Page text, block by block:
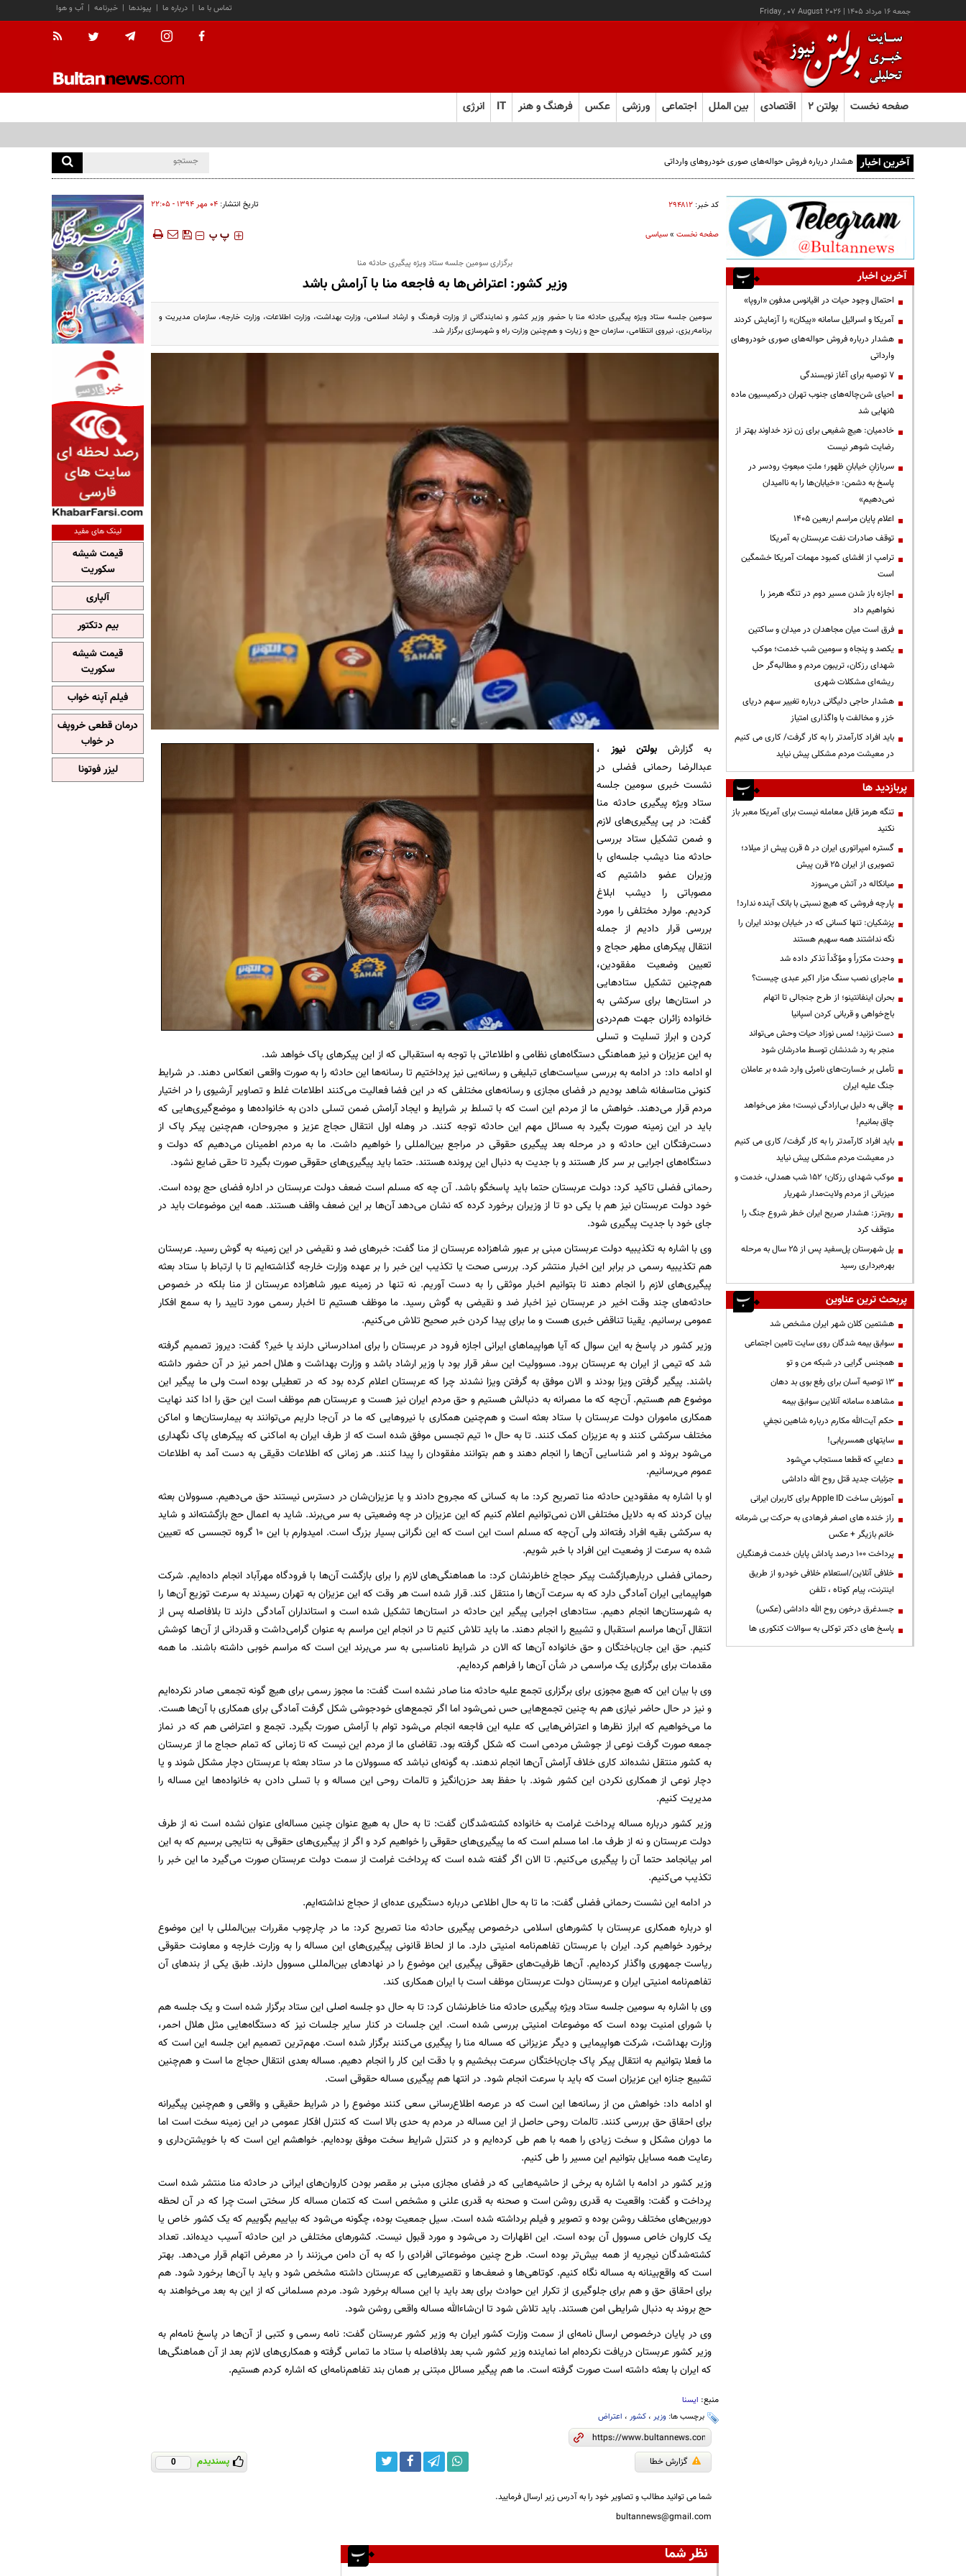
جمعه ۱۶ مرداد ۱۴۰۵ |
Friday , 07 August 2026 آب و هوا | خبرنامه | پیوندها | درباره ما | تماس با ما
صفحه نخست بولتن ۲ اقتصادی بین الملل اجتماعی ورزشی عکس فرهنگ و هنر IT انرژی
آخرین اخبار هشدار درباره فروش حواله‌های صوری خودروهای وارداتی
کد خبر: ۲۹۴۸۱۲ تاریخ انتشار: ۰۴ مهر ۱۳۹۴ - ۲۲:۰۵
صفحه نخست»سیاسی ‍‍‍ پ پ
برگزاری سومین جلسه ستاد ویژه پیگیری حادثه منا
وزیر کشور: اعتراض‌ها به فاجعه منا با آرامش باشد
سومین جلسه ستاد ویژه پیگیری حادثه منا با حضور وزیر کشور و نمایندگانی از وزارت فرهنگ و ارشاد اسلامی، وزارت بهداشت، وزارت اطلاعات، وزارت خارجه،‌ سازمان مدیریت و
برنامه‌ریزی، نیروی انتظامی، سازمان حج و زیارت و هم‌چنین وزارت راه و شهرسازی برگزار شد.
به گزارشبولتن نیوز،
عبدالرضا رحمانی فضلی در
نشست خبری سومین جلسه
ستاد ویژه پیگیری حادثه منا
گفت: در پی پیگیری‌های لازم
و ضمن تشکیل ستاد بررسی
حادثه منا دیشب جلسه‌ای با
وزیران عضو داشتیم که
مصوباتی را دیشب ابلاغ
کردیم. موارد مختلفی را مورد
بررسی قرار دادیم از جمله
انتقال پیکرهای مطهر حجاج و
تعیین وضعیت مفقودین،
هم‌چنین تشکیل ستادهایی
در استان‌ها برای سرکشی به
خانواده زائران جهت هم‌دردی
کردن و ابراز تسلیت و تسلی
به این عزیزان و نیز هماهنگی دستگاه‌های نظامی و اطلاعاتی با توجه به استقبالی که از این پیکرهای پاک خواهد شد.
او ادامه داد:‌ در ادامه به بررسی سیاست‌های تبلیغی و رسانه‌یی نیز پرداختیم تا رسانه‌ها این حادثه را به صورت واقعی انعکاس دهند. در شرایط
کنونی متاسفانه شاهد بودیم در فضای مجازی و رسانه‌های مختلفی که در این فضا فعالیت می‌کنند اطلاعات غلط و تصاویر آرشیوی را در اختیار
مردم قرار می‌دهند. خواهش ما از مردم این است که با تسلط بر شرایط و ایجاد آرامش ضمن تسلی دادن به خانواده‌ها و موضع‌گیری‌هایی که
باید در این زمینه صورت بگیرد به مسائل مهم این حادثه توجه کنند. در وهله اول انتقال حجاج عزیز و مجروحان، هم‌چنین پیکر پاک از
دست‌رفتگان این حادثه و در مرحله بعد پیگیری حقوقی در مراجع بین‌المللی را خواهیم داشت. ما به مردم اطمینان می‌دهیم که دولت و
دستگاه‌های اجرایی بر سر کار هستند و با جدیت به دنبال این پرونده هستند. حتما باید پیگیری‌های حقوقی صورت بگیرد تا حقی ضایع نشود.
رحمانی فضلی تاکید کرد: دولت عربستان حتما باید پاسخگو باشد. آن چه که مسلم است ضعف دولت عربستان در اداره فضای حج بوده است.
خود دولت عربستان نیز هم با یکی دو تا از وزیران برخورد کرده که نشان می‌دهد آن‌ها بر این ضعف واقف هستند. همه این موضوعات باید در
جای خود با جدیت پیگیری شود.
وی با اشاره به تکذیبیه دولت عربستان مبنی بر عبور شاهزاده عربستان از منا گفت: خبرهای ضد و نقیضی در این زمینه به گوش رسید. عربستان
هم تکذیبیه رسمی در برابر این اخبار منتشر کرد. بررسی صحت یا تکذیب این خبر را بر عهده وزارت خارجه گذاشته‌ایم تا با ارتباط با ستاد بعثه
پیگیری‌های لازم را انجام دهند تا بتوانیم اخبار موثقی را به دست آوریم. نه تنها در زمینه عبور شاهزاده عربستان از منا بلکه در خصوص
حادثه‌های چند وقت اخیر در عربستان نیز اخبار ضد و نقیضی به گوش رسید. ما موظف هستیم تا اخبار رسمی مورد تایید را به سمع افکار
عمومی برسانیم. یقینا تناقض خبری هست و ما برای پیدا کردن خبر صحیح تلاش می‌کنیم.
وزیر کشور در پاسخ به این سوال که آیا هواپیماهای ایرانی اجازه فرود در عربستان را برای امدادرسانی دارند یا خیر؟ گفت: دیروز تصمیم گرفته
شد که تیمی از ایران به عربستان برود. مسوولیت این سفر قرار بود با وزیر ارشاد باشد و وزارت بهداشت و هلال احمر نیز در آن حضور داشته
باشند. پیگیر گرفتن ویزا بودند و الان موفق به گرفتن ویزا نشدند چرا که عربستان اعلام کرده بود که در تعطیلی بوده است ولی ما پیگیر این
موضوع هم هستیم. آن‌چه که ما مصرانه به دنبالش هستیم و حق مردم ایران نیز هست و عربستان هم موظف است این حق را ادا کند نهایت
همکاری ماموران دولت عربستان با ستاد بعثه است و هم‌چنین همکاری با نیروهایی که ما در آن‌جا داریم می‌توانند به بیمارستان‌ها و اماکن
مختلف سرکشی کنند و به عزیزان کمک کنند. تا به حال 10 تیم تجسس موفق شده است که از طرف ایران به اماکنی که پیکرهای پاک نگهداری
می‌شود بروند و امر شناسایی آن‌ها را انجام دهند و هم بتوانند مفقودان را پیدا کنند. هر زمانی که اطلاعات دقیقی به دست آمد به اطلاعات
عموم می‌رسانیم.
او با اشاره به مفقودین حادثه منا تصریح کرد: ما به کسانی که مجروح دادند و یا عزیزان‌شان در دسترس نیستند حق می‌دهیم. مسوولان بعثه
بیان کردند که به دلایل مختلفی الان نمی‌توانیم اعلام کنیم که این عزیزان در چه وضعیتی به سر می‌برند. شاید به اعمال حج بازگشته‌اند و شاید
به سرکشی بقیه افراد رفته‌اند ولی آن‌چه که مسلم است این است که این نگرانی بسیار بزرگ است. امیدوارم با این 10 گروه تجسسی که تعیین
شده به سرعت از وضعیت این افراد با خبر شویم.
رحمانی فضلی دربارهبازگشت پیکر حجاج خاطرنشان کرد: ما هماهنگی‌های لازم را برای بازگشت آن‌ها با فرودگاه مهرآباد انجام داده‌ایم. شرکت
هواپیمایی ایران آمادگی دارد که به سرعت آن‌ها را منتقل کند. قرار شده است هر وقت که این عزیزان به تهران رسیدند به سرعت توزیع آن‌ها را
به شهرستان‌ها انجام دهیم. ستادهای اجرایی پیگیر این حادثه در استان‌ها تشکیل شده است و استانداران آمادگی دارند تا بلافاصله پس از
انتقال آن‌ها مراسم استقبال و تشییع را انجام دهند. ما باید تلاش کنیم تا در انجام این مراسم به عنوان گرامی‌داشت و قدردانی از آن‌ها کوشش
کنیم. حق این جان‌باختگان و حق خانواده آن‌ها که الان در شرایط نامناسبی به سر می‌برند این است که مراسم خوبی داشته باشند. ما همه
مقدمات برای برگزاری یک مراسمی در شأن آن‌ها را فراهم کرده‌ایم.
وی با بیان این که هیچ مجوزی برای برگزاری تجمع علیه حادثه منا صادر نشده است گفت:‌ ما مجوز رسمی برای هیچ گونه تجمعی صادر نکرده‌ایم
و نیز در حال حاضر نیازی هم به چنین تجمع‌هایی حس نمی‌شود اما اگر تجمع‌های خودجوشی شکل گرفت آمادگی برای همکاری با آن‌ها هست.
ما می‌خواهیم که ابراز نظرها و اعتراض‌هایی که علیه این فاجعه انجام می‌شود توام با آرامش صورت بگیرد. تجمع و اعتراضی هم که در نماز
جمعه صورت گرفت نوعی از جوشش مردمی است که شکل گرفته بود. تقاضای ما از مردم این نیست که تا زمانی که تمام حجاج ما از عربستان
به کشور منتقل نشده‌اند کاری خلاف آرامش آن‌ها انجام ندهند. به گونه‌ای نباشد که مسوولان ما در ستاد بعثه با عربستان دچار مشکل شوند و یا
دچار نوعی از همکاری‌ نکردن این کشور شوند. با حفظ بعد حزن‌انگیز و تالمات روحی این مساله و با تسلی دادن به خانواده‌ها این مساله را
مدیریت کنیم.
وزیر کشور درباره مساله پرداخت غرامت به خانواده کشته‌شدگان گفت: تا به حال به هیچ عنوان چنین مساله‌ای عنوان نشده است نه از طرف
دولت عربستان و نه از طرف ما. اما مسلم است که ما پیگیری‌های حقوقی را خواهیم کرد و اگر از پیگیری‌های حقوقی به نتایجی برسیم که به این
امر بیانجامد حتما آن را پیگیری می‌کنیم. تا الان اگر گفته شده است که پرداخت غرامت از سمت دولت عربستان صورت می‌گیرد ما این خبر را
تکذیب می‌کنیم.
در ادامه این نشست رحمانی فضلی گفت: ما تا به حال اطلاعی درباره دستگیری عده‌ای از حجاج نداشته‌ایم.
او درباره همکاری عربستان با کشورهای اسلامی درخصوص پیگیری حادثه منا تصریح کرد: ما در چارچوب مقررات بین‌المللی با این موضوع
برخورد خواهیم کرد. ایران با عربستان تفاهم‌نامه امنیتی دارد. ما از لحاظ قانونی پیگیری‌های این مساله را به وزارت خارجه و معاونت حقوقی
ریاست جمهوری واگذار کرده‌ایم. آن‌ها ظرفیت‌های حقوقی پیگیری این موضوع را در نهادهای بین‌المللی مسوول دارند. طبق یکی از بندهای آن
تفاهم‌نامه امنیتی ایران و عربستان دولت عربستان موظف است با ایران همکاری کند.
وی با اشاره به سومین جلسه ستاد ویژه پیگیری حادثه منا خاطرنشان کرد: تا به حال دو جلسه اصلی این ستاد برگزار شده است و یک جلسه هم
با شورای امنیت بوده است که موضوعات امنیتی بررسی شده است. این جلسات در کنار سایر جلسات نیز که دستگاه‌هایی مثل هلال احمر،
وزارت بهداشت، شرکت هواپیمایی و دیگر عزیزانی که مساله منا را پیگیری می‌کنند برگزار شده است. مهم‌ترین تصمیم این جلسه این است که
ما فعلا بتوانیم به انتقال پیکر پاک جان‌باختگان سرعت ببخشیم و با دقت این کار را انجام دهیم. مساله بعدی انتقال حجاج ما است و هم‌چنین
تشییع جنازه این عزیزان است که باید با سرعت انجام شود. در انتها هم پیگیری مساله حقوقی است.
او ادامه داد:‌ خواهش من از رسانه‌ها این است که در عرصه اطلاع‌رسانی سعی کنند موضوع را در شرایط حقیقی و واقعی و هم‌چنین پیگیرانه
برای احقاق حق بررسی کنند. تالمات روحی حاصل از این مساله در مردم به حدی بالا است که کنترل افکار عمومی در این زمینه سخت است اما
ما دوران مشکل و سخت زیادی را همه با هم طی کرده‌ایم و در کنترل شرایط سخت موفق بوده‌ایم. خواهشم این است که با خویشتن‌داری و
رعایت همه مسایل بتوانیم این مسیر را طی کنیم.
وزیر کشور در ادامه با اشاره به برخی از حاشیه‌هایی که در فضای مجازی مبنی بر مقصر بودن کاروان‌های ایرانی در حادثه منا منتشر شده است
پرداخت و گفت: واقعیت به قدری روشن است و صحنه به قدری علنی و مشخص است که کتمان مساله کار سختی است چرا که در آن لحظه
دوربین‌های مختلف روشن بوده و تصویر و فیلم برداشته شده است. سیل جمعیت بوده، چگونه می‌شود که بیاییم بگوییم که یک کشور خاص یا
یک کاروان خاص مسوول آن بوده است. این اظهارات رد می‌شود و مورد قبول نیست. کشورهای مختلفی در این حادثه آسیب دیده‌اند. تعداد
کشته‌شدگان نیجریه از همه بیش‌تر بوده است. طرح چنین موضوعاتی افرادی را که به آن دامن می‌زنند را در معرض اتهام قرار می‌دهد. بهتر
است که واقع‌بینانه به مساله نگاه کنیم. کوتاهی‌ها و ضعف‌ها و تقصیرهایی که عربستان داشته مشخص شود و باید با آن‌ها برخورد شود. هم
برای احقاق حق و هم برای جلوگیری از تکرار این حوادث برای بعد باید با این مساله برخورد شود. مردم مسلمانی که از این به بعد می‌خواهند به
حج بروند به دنبال شرایطی امن هستند. باید تلاش شود تا ان‌شاءالله مساله واقعی روشن شود.
وی در پایان درخصوص ارسال نامه‌ای از سمت وزارت کشور ایران به وزیر کشور عربستان گفت: نامه رسمی و کتبی از آن‌ها در پاسخ نامه‌ام به
وزیر کشور عربستان دریافت نکرده‌ام اما نماینده وزیر کشور شب بعد بلافاصله با ستاد ما تماس گرفته و همکاری‌های لازم بعد از آن هماهنگی‌ها
که ایران با بعثه داشته است صورت گرفته است. ما هم پیگیر مسائل مبتنی بر همان بند تفاهم‌نامه‌ای که اشاره کردم هستیم.
منبع: ایسنا
برچسب ها: وزیر، کشور، اعتراض‌
گزارش خطا پسندیدم 0
شما می توانید مطالب و تصاویر خود را به آدرس زیر ارسال فرمایید.
bultannews@gmail.com
نظر شما
آخرین اخبار
احتمال وجود حیات در اقیانوس مدفون «اروپا»
آمریکا و اسرائیل سامانه «پیکان» را آزمایش کردند
هشدار درباره فروش حواله‌های صوری خودروهای
وارداتی
۷ توصیه برای آغاز نویسندگی
احیای شن‌چاله‌های جنوب تهران درکمیسیون ماده
۵نهایی شد
خادمیان: هیچ شفیعی برای زن نزد خداوند بهتر از
رضایت شوهر نیست
سربازانِ خیابانِ ظهور؛ ملتِ مبعوثِ رودسر در
پاسخ به دشمن: «خیابان‌ها را به ناامیدان
نمی‌دهیم»
اعلام پایان مراسم اربعین ۱۴۰۵
توقف صادرات نفت عربستان به آمریکا
ترامپ از افشای کمبود مهمات آمریکا خشمگین
است
اجازه باز شدن مسیر دوم در تنگه هرمز را
نخواهیم داد
فرق است میان مجاهدان در میدان و ساکتین
یکصد و پنجاه و سومین شب خدمت؛ موکب
شهدای رزکان، تریبون مردم و مطالبه‌گر حل
ریشه‌ای مشکلات شهری
هشدار حاجی دلیگانی درباره تغییر سهم دریای
خزر و مخالفت با واگذاری امتیاز
باید افراد کارآمدتر را به کار گرفت/ کاری می کنیم
در معیشت مردم مشکلی پیش نیاید
پربازدید ها
تنگه هرمز قابل معامله نیست برای آمریکا معبر باز
نکنید
گستره امپراتوری ایران در ۵ قرن پیش از میلاد؛
تصویری از ایران ۲۵ قرن پیش
میانکاله در آتش می‌سوزد
پارچه فروشی که هیچ نسبتی با بانک آینده ندارد!
پزشکیان: تنها کسانی که در خیابان بودند ایران را
نگه نداشتند همه سهیم هستند
وحدت مکرّراً و مؤکّداً تذکر داده شد
ماجرای نصب سنگ مزار اکبر عبدی چیست؟
بحران اینفانتینو؛ از طرح جنجالی تا اتهام
باج‌خواهی و قربانی کردن اسپانیا
دست نزنید؛ لمس نوزاد حیات وحش می‌تواند
منجر به رد شدنشان توسط مادرشان شود
تأملی بر خسارت‌های نامرئی وارد شده بر عاملان
جنگ علیه ایران
چاقی به دلیل بی‌ارادگی نیست؛ مغز می‌خواهد
چاق بمانیم!
باید افراد کارآمدتر را به کار گرفت/ کاری می کنیم
در معیشت مردم مشکلی پیش نیاید
موکب شهدای رزکان؛ ۱۵۲ شب همدلی، خدمت و
میزبانی از مردم ولایت‌مدار شهریار
رویترز: هشدار صریح ایران خطر شروع جنگ را
متوقف کرد
پل شهرستان پل‌سفید پس از ۲۵ سال به مرحله
بهره‌برداری رسید
پربحث ترین عناوین
هشتمین کلان شهر ایران مشخص شد
سوابق بیمه شدگان روی سایت تامین اجتماعی
همجنس گرایی در شبکه من و تو
13 توصیه آسان برای رفع بوی بد دهان
مشاهده سامانه آنلاين سوابق بیمه
حكم آيت‌الله مكارم درباره شاهين نجفي
سایتهای همسریابی!
دعايي كه قطعا مستجاب مي‌شود
جزئیات جدید قتل روح الله داداشی
آموزش ساخت Apple ID برای کاربران ایرانی
راز خنده های اصغر فرهادی به حرکت بی شرمانه
خانم بازیگر + عکس
پرداخت ۱۰۰ درصد پاداش پایان خدمت فرهنگیان
خلافی آنلاین/استعلام خلافی خودرو از طریق
اینترنت، پیام کوتاه ، تلفن
جسدغرق درخون روح الله داداشی (عکس)
پاسخ های دکتر توکلی به سوالات کنکوری ها
لینک های مفید
قیمت شیشه
سکوریت
آلپاری
بیم دتکتور
قیمت شیشه
سکوریت
فیلم آپنه خواب
درمان قطعی خروپف
در خواب
لیزر فوتونا